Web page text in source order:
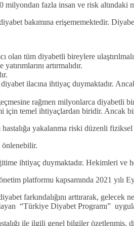
fazla insan ve risk altındaki
bakımına erişememektedir.
olan tüm diyabetli bireylere
artırmalıdır.
ilacına ihtiyaç duymaktadır.
rağmen milyonlarca diyabetli
temel ihtiyaçlardan biridir. Ancak
yakalanma riski düzenli
önlenebilir.
ihtiyaç duymaktadır. Hekimleri ve
platformu kapsamında 2021 yılı
farkındalığını arttırarak,
“Türkiye Diyabet Programı”
ile ilgili genel bilgiler